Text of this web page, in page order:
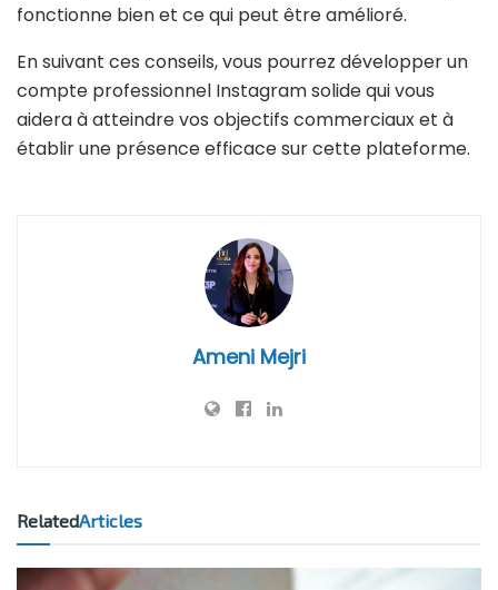
fonctionne bien et ce qui peut être amélioré.
En suivant ces conseils, vous pourrez développer un
compte professionnel Instagram solide qui vous
aidera à atteindre vos objectifs commerciaux et à
établir une présence efficace sur cette plateforme.
Ameni Mejri
RelatedArticles